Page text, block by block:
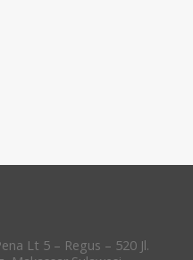
Lt 5 – Regus – 520 Jl.